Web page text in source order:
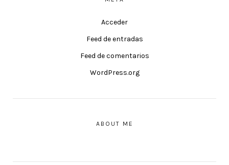
Acceder
Feed de entradas
Feed de comentarios
WordPress.org
ABOUT ME